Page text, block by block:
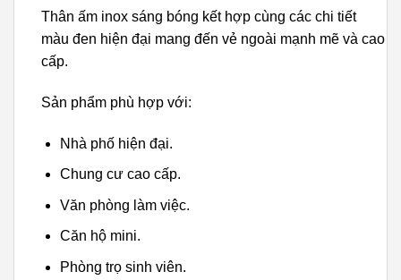
Thân ấm inox sáng bóng kết hợp cùng các chi tiết
màu đen hiện đại mang đến vẻ ngoài mạnh mẽ và cao
cấp.
Sản phẩm phù hợp với:
Nhà phố hiện đại.
Chung cư cao cấp.
Văn phòng làm việc.
Căn hộ mini.
Phòng trọ sinh viên.